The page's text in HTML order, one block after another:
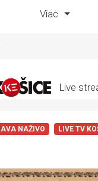
Viac
Live
NAŽIVO LIVE TV